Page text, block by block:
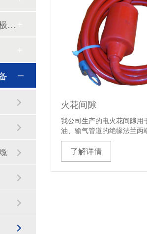
火花间隙
我公司生产的电火花间隙用
油、输气管道的绝缘法兰两
电…
了解详情
外加电流辅助阳极系列